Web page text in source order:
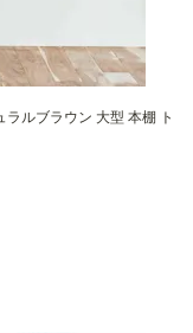
ルブラウン 大型 本棚 ト